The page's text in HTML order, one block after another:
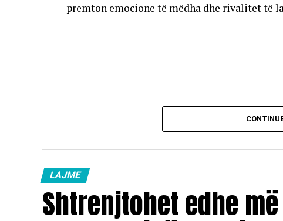
premton emocione të mëdha dhe rivalitet të
LAJME
Shtrenjtohet edhe